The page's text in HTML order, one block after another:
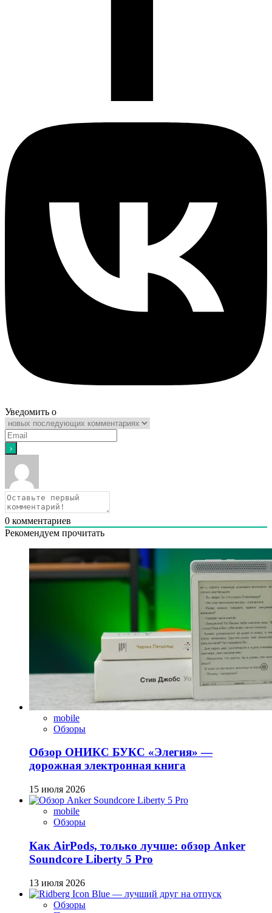
Уведомить о
0 комментариев
Рекомендуем прочитать
mobile
Обзоры
Обзор ОНИКС БУКС «Элегия» —
дорожная электронная книга
15 июля 2026
mobile
Обзоры
Как AirPods, только лучше: обзор Anker
Soundcore Liberty 5 Pro
13 июля 2026
Обзоры